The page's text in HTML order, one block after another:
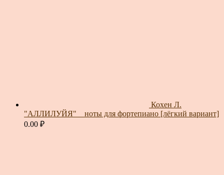
Кохен Л.
"АЛЛИЛУЙЯ" _ ноты для фортепиано [лёгкий вариант]
0.00 ₽